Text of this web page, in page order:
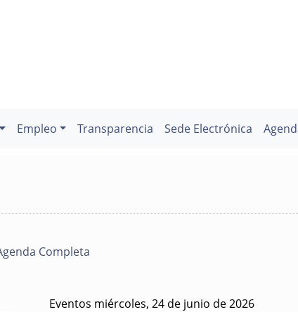
Empleo Transparencia Sede Electrónica
Completa
Eventos miércoles, 24 de junio de 2026